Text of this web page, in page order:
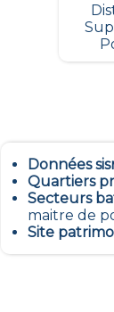
Données
Quartiers
Secteurs
maitre de
Site